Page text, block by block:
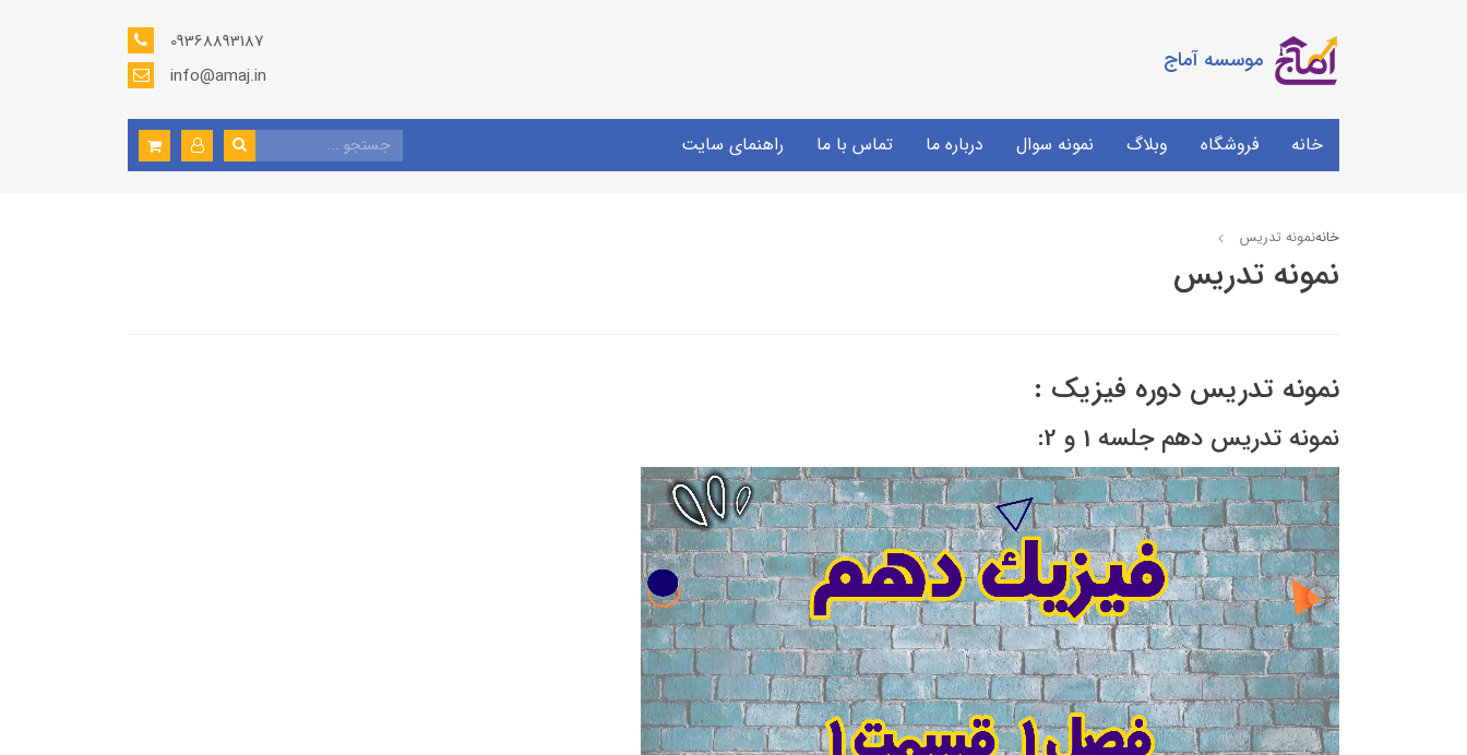
موسسه آماج
09368893187
info@amaj.in
خانه فروشگاه وبلاگ نمونه سوال درباره ما تماس با ما راهنمای سایت
خانهنمونه تدریس
نمونه تدریس
نمونه تدریس دوره فیزیک :
نمونه تدریس دهم جلسه 1 و 2: